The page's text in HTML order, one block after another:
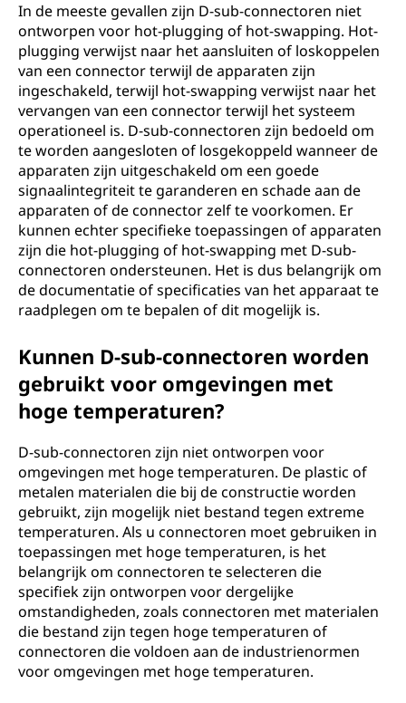
In de meeste gevallen zijn D-sub-connectoren niet
ontworpen voor hot-plugging of hot-swapping. Hot-
plugging verwijst naar het aansluiten of loskoppelen
van een connector terwijl de apparaten zijn
ingeschakeld, terwijl hot-swapping verwijst naar het
vervangen van een connector terwijl het systeem
operationeel is. D-sub-connectoren zijn bedoeld om
te worden aangesloten of losgekoppeld wanneer de
apparaten zijn uitgeschakeld om een goede
signaalintegriteit te garanderen en schade aan de
apparaten of de connector zelf te voorkomen. Er
kunnen echter specifieke toepassingen of apparaten
zijn die hot-plugging of hot-swapping met D-sub-
connectoren ondersteunen. Het is dus belangrijk om
de documentatie of specificaties van het apparaat te
raadplegen om te bepalen of dit mogelijk is.
Kunnen D-sub-connectoren worden
gebruikt voor omgevingen met
hoge temperaturen?
D-sub-connectoren zijn niet ontworpen voor
omgevingen met hoge temperaturen. De plastic of
metalen materialen die bij de constructie worden
gebruikt, zijn mogelijk niet bestand tegen extreme
temperaturen. Als u connectoren moet gebruiken in
toepassingen met hoge temperaturen, is het
belangrijk om connectoren te selecteren die
specifiek zijn ontworpen voor dergelijke
omstandigheden, zoals connectoren met materialen
die bestand zijn tegen hoge temperaturen of
connectoren die voldoen aan de industrienormen
voor omgevingen met hoge temperaturen.